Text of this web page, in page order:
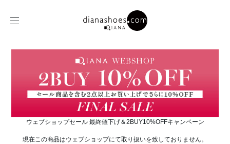
ウェブショップセール 最終値下げ＆2BUY10%OFFキャンペーン
現在この商品はウェブショップにて取り扱いを致しておりません。